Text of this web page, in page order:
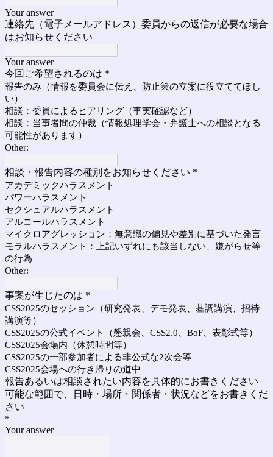
Your answer
連絡先（電子メールアドレス）委員からの返信が必要な場合
はお知らせください
Your answer
今回ご希望されるのは *
報告のみ（情報を委員会に伝え、防止策の立案に役立ててほし
い）
相談：委員によるヒアリング（事実確認など）
相談：当事者間の仲裁（情報処理学会・弁護士への相談となる
可能性があります）
Other:
相談・報告内容の種別をお知らせください *
アカデミックハラスメント
パワーハラスメント
セクシュアルハラスメント
アルコールハラスメント
マイクロアグレッション：無意識の偏見や差別に基づいた発言
モラルハラスメント：上記いずれにも該当しない、嫌がらせ等
の行為
Other:
事案が生じたのは *
CSS2025のセッション（研究発表、デモ発表、基調講演、招待
講演等）
CSS2025の公式イベント（懇親会、CSS2.0、BoF、表彰式等）
CSS2025会場内（休憩時間等）
CSS2025の一部参加者による非公式な2次会等
CSS2025会場への行き帰りの道中
報告あるいは相談されたい内容を具体的にお書きください
可能な範囲で、日時・場所・関係者・状況などをお書きくだ
さい
*
Your answer